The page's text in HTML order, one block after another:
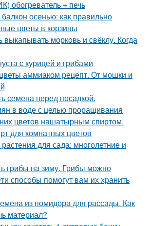
обогреватель + печь
балкон осенью: как правильно
цветы в корзины
выкапывать морковь и свёклу. Когда
с курицей и грибами
аммиаком рецепт. От мошки и
семена перед посадкой.
в воде с целью проращивания
цветов нашатырным спиртом.
для комнатных цветов
для сада: многолетние и
грибы на зиму. Грибы можно
способы помогут вам их хранить
из помидора для рассады. Как
материал?